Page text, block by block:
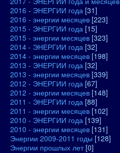
2016 - ЭНЕРГИИ года [31]
2016 - энергии месяцев [223]
2015 - ЭНЕРГИИ года [15]
2015 - энергии месяцев [323]
2014 - ЭНЕРГИИ года [32]
2014 - энергии месяцев [198]
2013 - ЭНЕРГИИ года [32]
2013 - энергии месяцев [339]
2012 - ЭНЕРГИИ года [67]
2012 - энергии месяцев [148]
2011 - ЭНЕРГИИ года [88]
2011 - энергии месяцев [102]
2010 - ЭНЕРГИИ года [139]
2010 - энергии месяцев [131]
Энергии 2009-2011 годы [128]
Энергии прошлых лет [0]